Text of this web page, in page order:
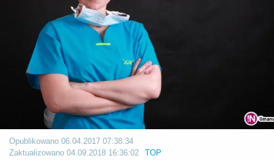
Opublikowano 06.04.2017 07:38:34
Zaktualizowano 04.09.2018 16:36:02 TOP